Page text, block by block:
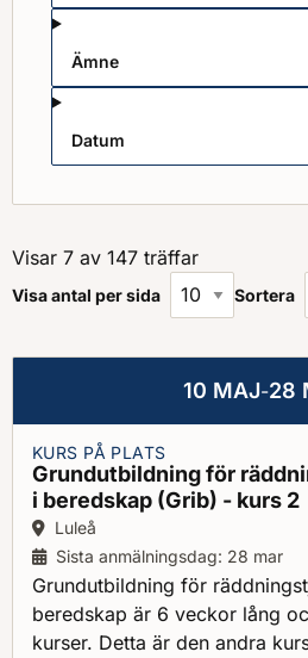
Ämne
Datum
Visar 7 av 147 träffar
Visa antal per sida Sortera
10 MAJ-28
KURS PÅ PLATS
Grundutbildning för
i beredskap (Grib) - kurs 2
Ort:Luleå
Sista anmälningsdag: 28 mar
Grundutbildning för
beredskap är 6 veckor lång
kurser. Detta är den andra